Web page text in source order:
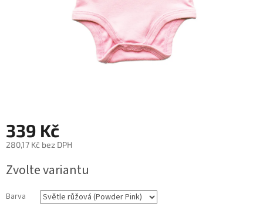
339 Kč
280,17 Kč bez DPH
cena:
Zvolte variantu
Barva